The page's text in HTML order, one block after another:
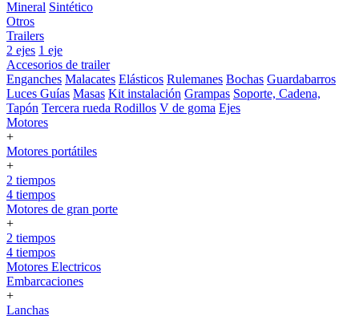
Mineral Sintético
Otros
Trailers
2 ejes 1 eje
Accesorios de trailer
Enganches Malacates Elásticos Rulemanes Bochas Guardabarros
Luces Guías Masas Kit instalación Grampas Soporte, Cadena,
Tapón Tercera rueda Rodillos V de goma Ejes
Motores
+
Motores portátiles
+
2 tiempos
4 tiempos
Motores de gran porte
+
2 tiempos
4 tiempos
Motores Electricos
Embarcaciones
+
Lanchas